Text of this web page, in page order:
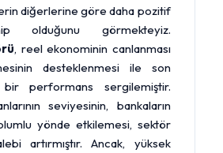
diğerlerine göre daha pozitif
olduğunu görmekteyiz.
, reel ekonominin canlanması
desteklenmesi ile son
performans sergilemiştir.
seviyesinin, bankaların
yönde etkilemesi, sektör
artırmıştır. Ancak, yüksek